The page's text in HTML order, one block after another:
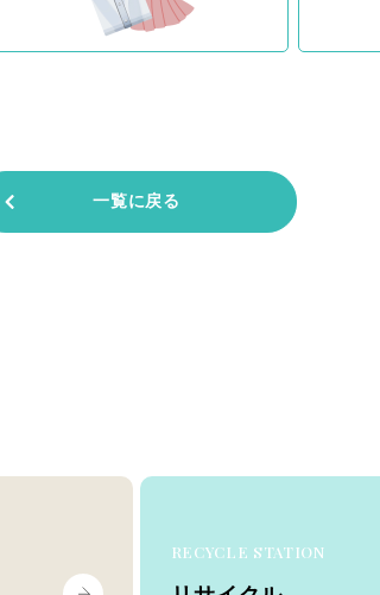
一覧に戻る
RECYCLE STATION